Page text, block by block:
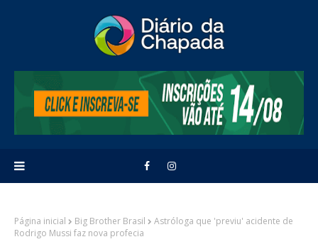
Página inicial Big Brother Brasil
Astróloga que 'previu' acidente de
Rodrigo Mussi faz nova profecia